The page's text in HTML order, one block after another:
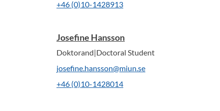
+46 (0)10-1428913
Josefine Hansson
Doktorand|Doctoral Student
josefine.hansson@miun.se
+46 (0)10-1428014